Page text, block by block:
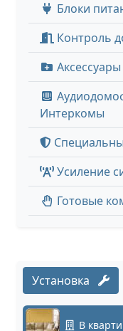
Блоки
Контроль
Аксессуары
Интеркомы
Усиление
Готовые
Установка
В